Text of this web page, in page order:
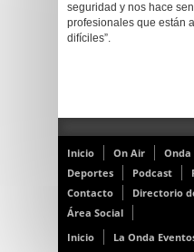
seguridad y nos hace
profesionales que están
difíciles”.
Inicio On Air Onda
Deportes
Podcast
Contacto
Directorio
Área Social
Inicio
La Onda